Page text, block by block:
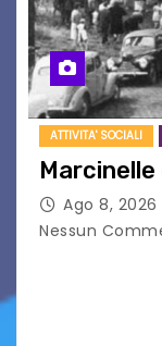
ATTIVITA' SOCIALI
Ago 8, 2026
Nessun